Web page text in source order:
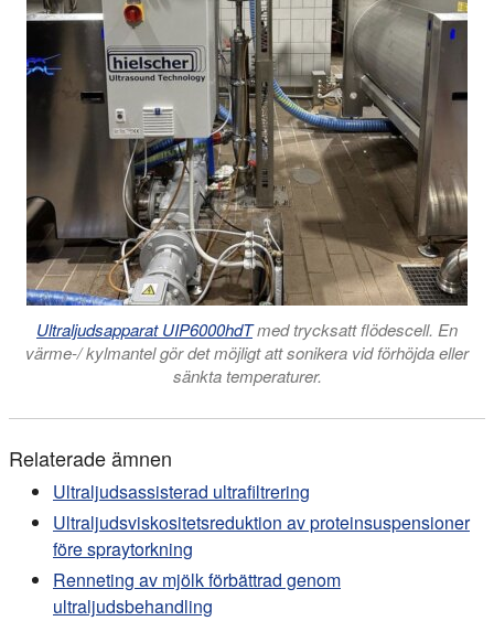
Ultraljudsapparat UIP6000hdTmed trycksatt flödescell. En
värme-/ kylmantel gör det möjligt att sonikera vid förhöjda eller
sänkta temperaturer.
Relaterade ämnen
Ultraljudsassisterad ultrafiltrering
Ultraljudsviskositetsreduktion av proteinsuspensioner
före spraytorkning
Renneting av mjölk förbättrad genom
ultraljudsbehandling